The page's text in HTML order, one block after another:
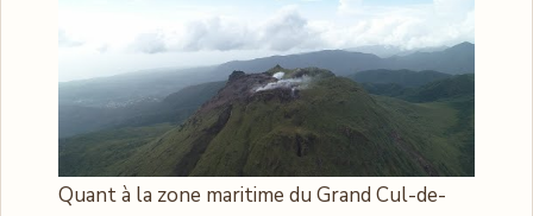
Quant à la zone maritime du Grand Cul-de-